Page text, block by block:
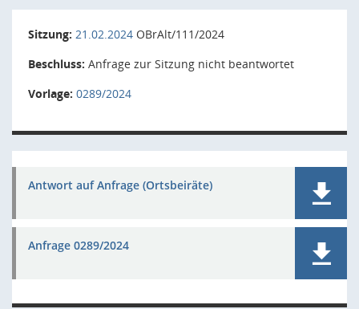
Sitzung: 21.02.2024 OBrAlt/111/2024
Beschluss: Anfrage zur Sitzung nicht beantwortet
Vorlage: 0289/2024
Antwort auf Anfrage (Ortsbeiräte)
Anfrage 0289/2024